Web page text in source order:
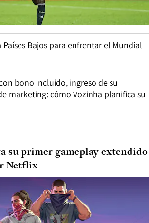
Países Bajos para enfrentar el Mundial
bono incluido, ingreso de su
marketing: cómo Vozinha planifica su
su primer gameplay extendido
Netflix